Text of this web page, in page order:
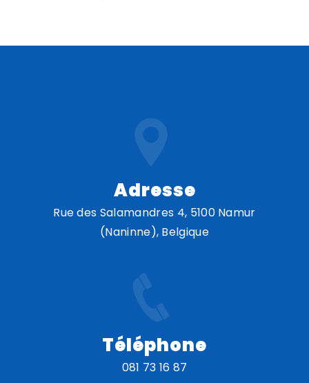
Adresse
Rue des Salamandres 4, 5100 Namur
(Naninne), Belgique
Téléphone
081 73 16 87